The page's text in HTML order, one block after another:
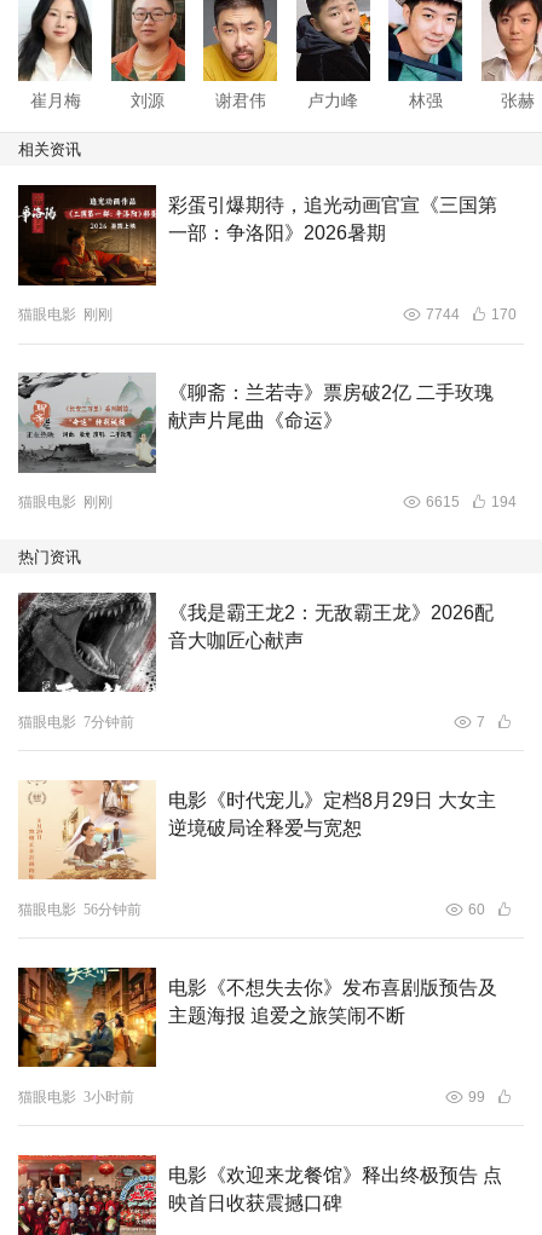
极致东方美学！
追光“新文化”系列再创经典
寺》从剧本改编到场景设计、角色塑造，主创团队都倾注了
大量心血，力求将蒲松龄笔下的志怪世界原汁原味又新颖别
致地呈现给观众。制作过程中，团队从中国古诗词、绘画、
建筑与戏曲中汲取海量灵感，以还原古典意蕴。例如，毛毡
质感的“崂山道士”篇融入霓裳羽衣舞的经典造型；“莲花公
主”篇借鉴唐代建筑和福建土楼元素，构建出童趣盎然的蜜
幽微的古典美学风格，在视觉上呈现出极致的东方奇幻美
学。将于7月12日上映的动画电影《聊斋：兰若寺》，由
《长安三万里》原班人马打造，是暑期档首部IMAX合作的
国产动画电影，预售正火热进行中。六种故事，前所未见；
动画巨制，暑期必看。影片深度挖掘中国古典文学瑰宝《聊
斋志异》的精髓，是呈现东方奇幻志怪美学的集大成之作。
无论是钟爱视觉奇观的影迷，是诙谐喜剧的发烧友，还是钟
情于古典文学深厚底蕴的爱好者，是沉迷动人爱情的观众，
都能在这部层次丰富的电影中找到属于自己的心灵触动与欢
乐时光。
崔月梅 刘源 谢君伟 卢力峰 林强 张赫
相关资讯
彩蛋引爆期待，追光动画官宣《三国第
一部：争洛阳》2026暑期
猫眼电影 刚刚 7744 170
《聊斋：兰若寺》票房破2亿 二手玫瑰
献声片尾曲《命运》
猫眼电影 刚刚 6615 194
热门资讯
《我是霸王龙2：无敌霸王龙》2026配
音大咖匠心献声
猫眼电影 7分钟前 7
电影《时代宠儿》定档8月29日 大女主
逆境破局诠释爱与宽恕
猫眼电影 56分钟前 60
电影《不想失去你》发布喜剧版预告及
主题海报 追爱之旅笑闹不断
猫眼电影 3小时前 99
电影《欢迎来龙餐馆》释出终极预告 点
映首日收获震撼口碑